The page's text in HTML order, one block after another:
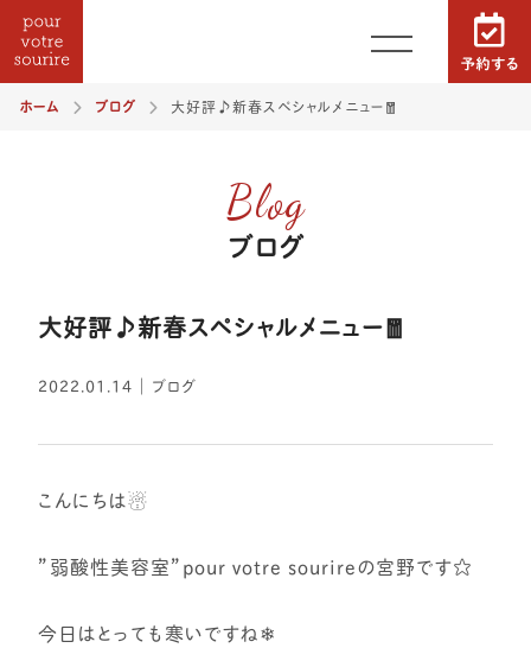
ホーム ブログ 大好評♪新春スペシャルメニュー🧧
Blog
ブログ
大好評♪新春スペシャルメニュー🧧
2022.01.14 ｜ ブログ
こんにちは☃️
”弱酸性美容室”pour votre sourireの宮野です☆
今日はとっても寒いですね❄